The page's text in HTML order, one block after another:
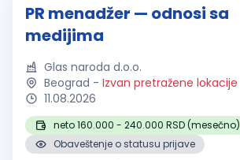
PR menadžer — odnosi sa
medijima
Glas naroda d.o.o.
Beograd - Izvan pretražene lokacije
11.08.2026
neto 160.000 - 240.000 RSD (mesečno)
Obaveštenje o statusu prijave